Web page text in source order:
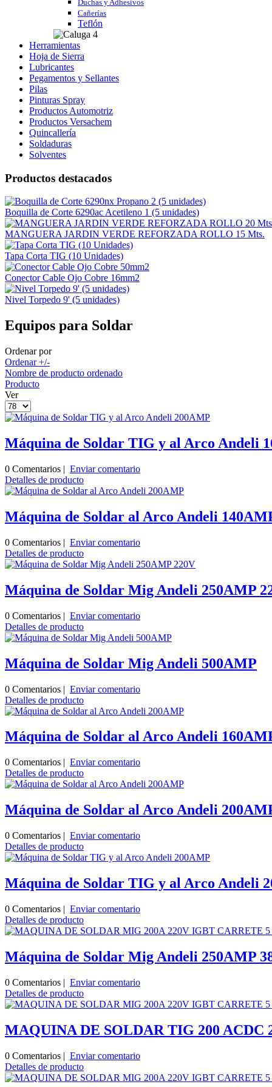
Duchas y Adhesivos
Cañerías
Teflón
Herramientas
Hoja de Sierra
Lubricantes
Pegamentos y Sellantes
Pilas
Pinturas Spray
Productos Automotriz
Productos Versachem
Quincallería
Soldaduras
Solventes
Productos destacados
Boquilla de Corte 6290ac Acetileno 1 (5 unidades)
MANGUERA JARDIN VERDE REFORZADA ROLLO 15 Mts.
Tapa Corta TIG (10 Unidades)
Conector Cable Ojo Cobre 16mm2
Nivel Torpedo 9' (5 unidades)
Equipos para Soldar
Ordenar por
Ordenar +/-
Nombre de producto ordenado
Producto
Ver
Máquina de Soldar TIG y al Arco Andeli
0 Comentarios | Enviar comentario
Detalles de producto
Máquina de Soldar al Arco Andeli
0 Comentarios | Enviar comentario
Detalles de producto
Máquina de Soldar Mig Andeli 250AMP
0 Comentarios | Enviar comentario
Detalles de producto
Máquina de Soldar Mig Andeli 500AMP
0 Comentarios | Enviar comentario
Detalles de producto
Máquina de Soldar al Arco Andeli
0 Comentarios | Enviar comentario
Detalles de producto
Máquina de Soldar al Arco Andeli
0 Comentarios | Enviar comentario
Detalles de producto
Máquina de Soldar TIG y al Arco Andeli
0 Comentarios | Enviar comentario
Detalles de producto
Máquina de Soldar Mig Andeli 250AMP
0 Comentarios | Enviar comentario
Detalles de producto
MAQUINA DE SOLDAR TIG 200 ACDC
0 Comentarios | Enviar comentario
Detalles de producto